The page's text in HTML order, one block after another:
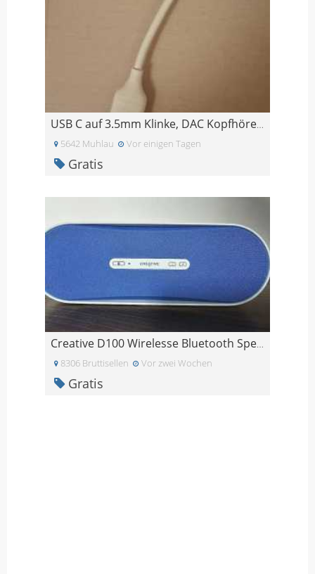
USB C auf 3.5mm Klinke, DAC Kopfhöreradapter für i
5642 Muhlau Vor einigen Tagen
Gratis
Creative D100 Wirelesse Bluetooth Speaker, stereo
8306 Bruttisellen Vor zwei Wochen
Gratis